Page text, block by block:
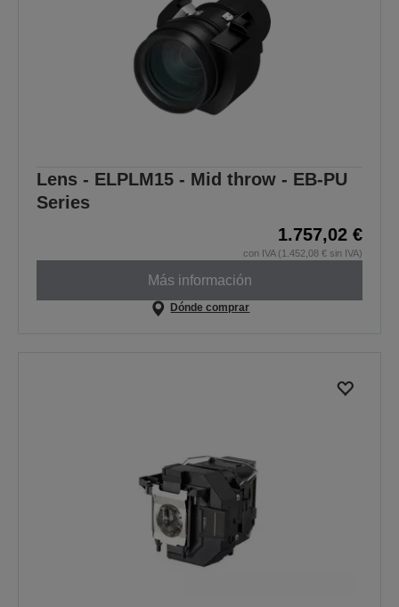
Lens - ELPLM15 - Mid throw - EB-PU
Series
1.757,02 €
con IVA (1.452,08 € sin IVA)
Más información
Dónde comprar